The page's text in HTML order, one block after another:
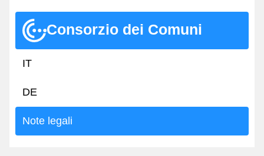
Consorzio dei Comuni
IT
DE
Note legali